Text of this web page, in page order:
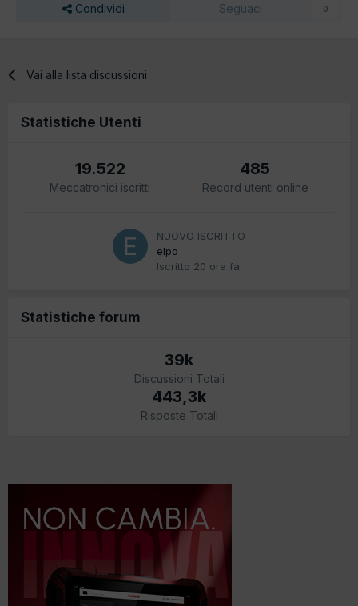
Condividi Seguaci 0
Vai alla lista discussioni
Statistiche Utenti
19.522
Meccatronici iscritti
485
Record utenti online
NUOVO ISCRITTO
elpo
Iscritto 20 ore fa
Statistiche forum
39k
Discussioni Totali
443,3k
Risposte Totali